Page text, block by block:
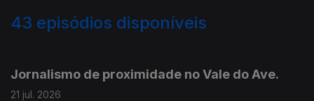
43 episódios disponíveis
Jornalismo de proximidade no Vale do Ave.
21 jul. 2026